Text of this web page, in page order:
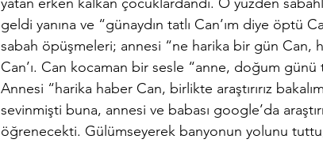
geldi yanına ve “günaydın tatlı Can’ım diye öptü
sabah öpüşmeleri; annesi “ne harika bir gün Can,
Can’ı. Can kocaman bir sesle “anne, doğum
Annesi “harika haber Can, birlikte araştırırız
sevinmişti buna, annesi ve babası google’da
öğrenecekti. Gülümseyerek banyonun yolunu